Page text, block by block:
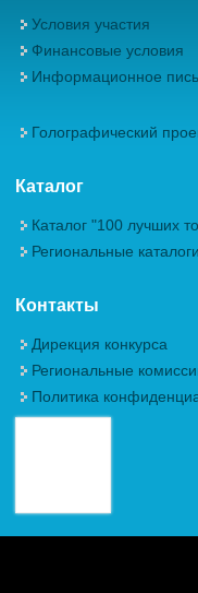
Условия участия
Финансовые условия
Информационное
Голографический
Каталог
Каталог "100 лучших
Региональные каталоги
Контакты
Дирекция конкурса
Региональные
Политика